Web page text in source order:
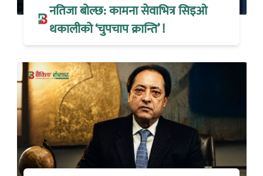
नतिजा बोल्छ: कामना सेवाभित्र सिइओ
थकालीको ‘चुपचाप क्रान्ति’ !